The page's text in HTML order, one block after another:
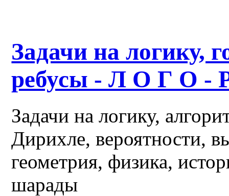
Задачи на логику,
ребусы - Л О Г О -
Задачи на логику,
Дирихле, вероятности,
геометрия, физика,
шарады